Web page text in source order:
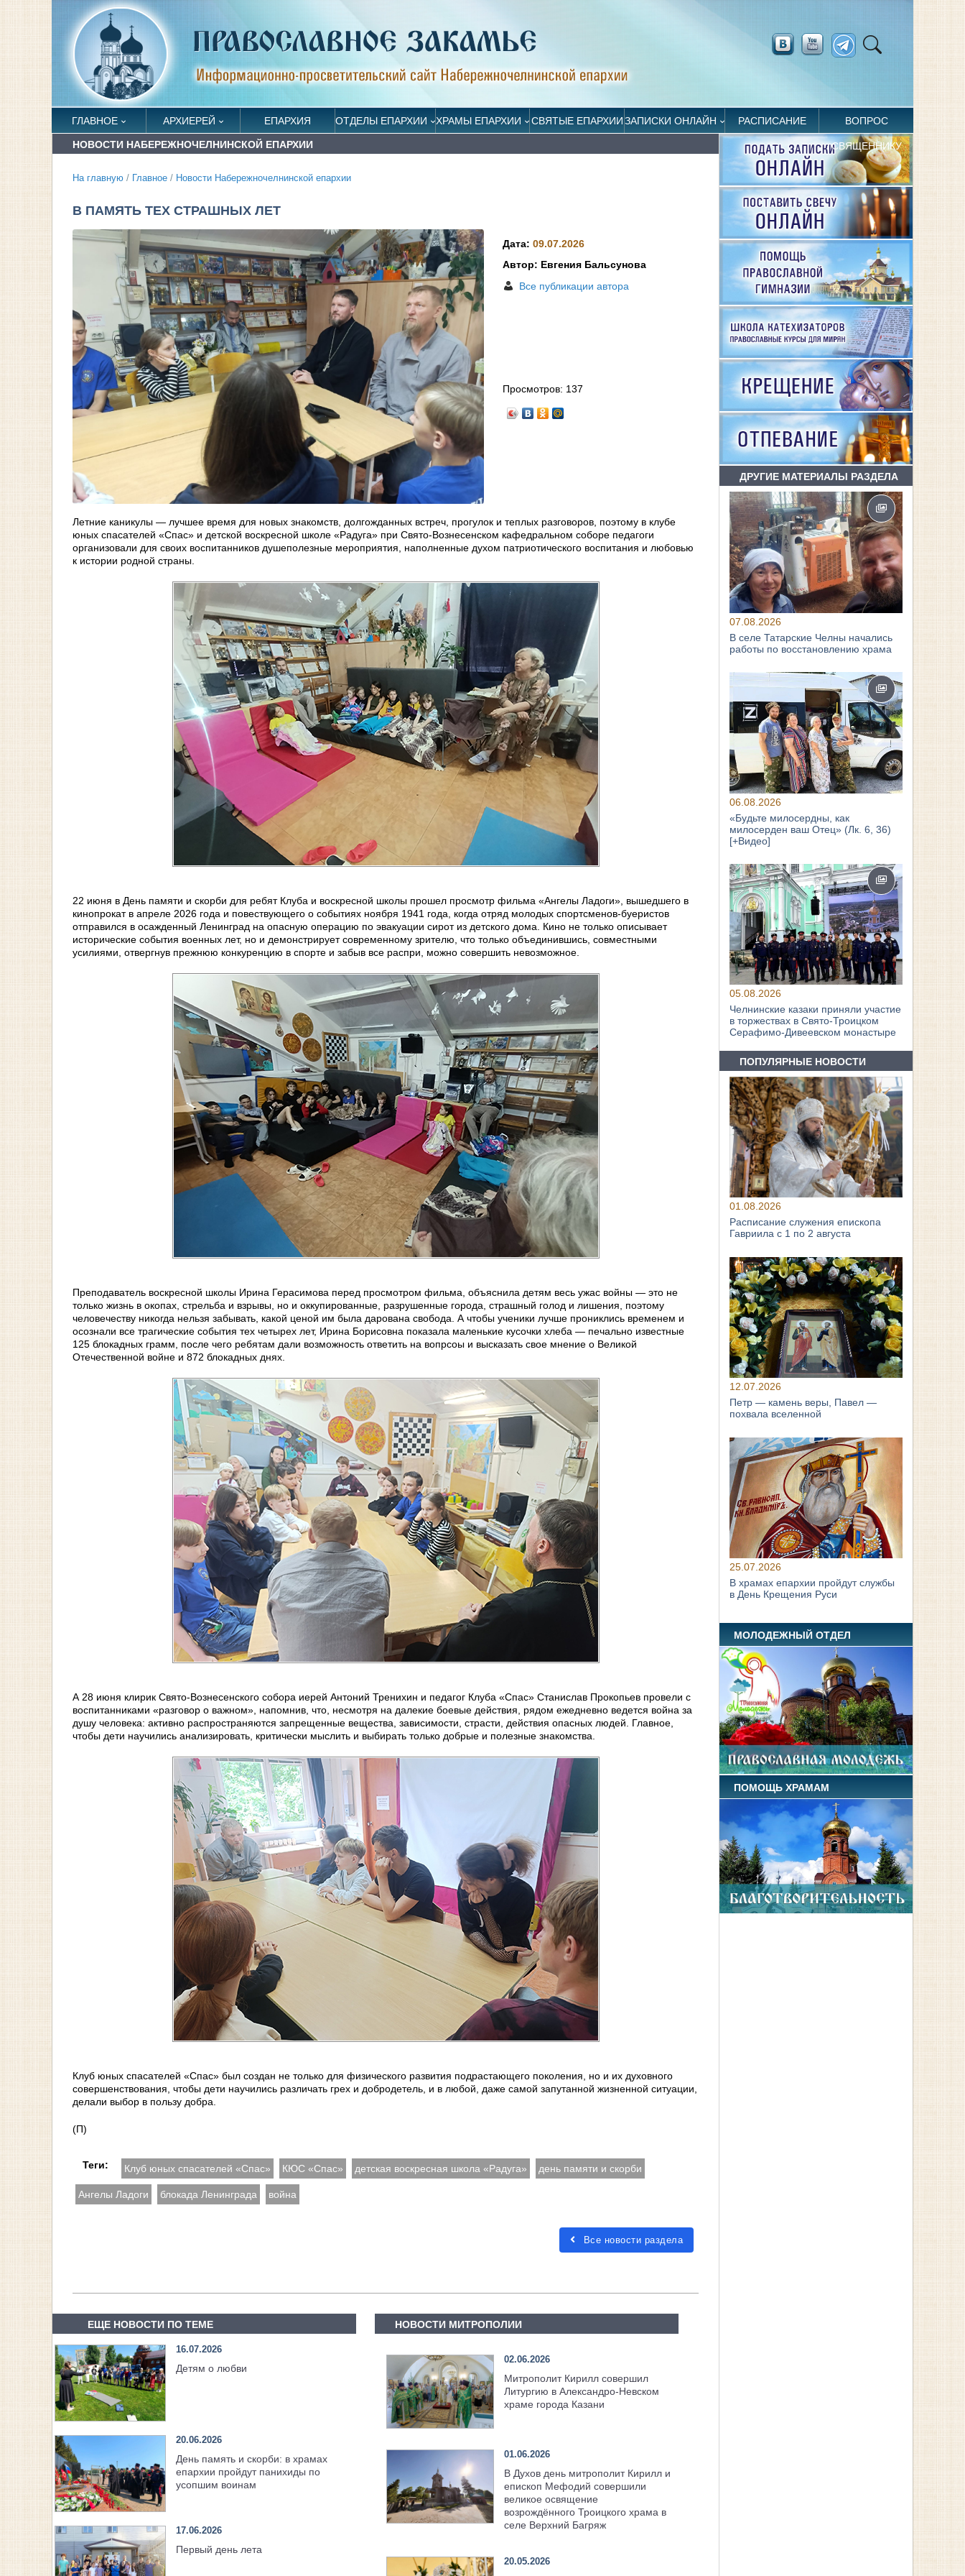
ГЛАВНОЕ АРХИЕРЕЙ ЕПАРХИЯ ОТДЕЛЫ ЕПАРХИИ ХРАМЫ ЕПАРХИИ СВЯТЫЕ ЕПАРХИИЗАПИСКИ ОНЛАЙН РАСПИСАНИЕ ВОПРОС
СВЯЩЕННИКУ
НОВОСТИ НАБЕРЕЖНОЧЕЛНИНСКОЙ ЕПАРХИИ
На главную / Главное / Новости Набережночелнинской епархии
В ПАМЯТЬ ТЕХ СТРАШНЫХ ЛЕТ
Дата:09.07.2026
Автор: Евгения Бальсунова
Все публикации автора
Просмотров: 137
Летние каникулы — лучшее время для новых знакомств, долгожданных встреч, прогулок и теплых разговоров, поэтому в клубе
юных спасателей «Спас» и детской воскресной школе «Радуга» при Свято-Вознесенском кафедральном соборе педагоги
организовали для своих воспитанников душеполезные мероприятия, наполненные духом патриотического воспитания и любовью
к истории родной страны.
22 июня в День памяти и скорби для ребят Клуба и воскресной школы прошел просмотр фильма «Ангелы Ладоги», вышедшего в
кинопрокат в апреле 2026 года и повествующего о событиях ноября 1941 года, когда отряд молодых спортсменов-буеристов
отправился в осажденный Ленинград на опасную операцию по эвакуации сирот из детского дома. Кино не только описывает
исторические события военных лет, но и демонстрирует современному зрителю, что только объединившись, совместными
усилиями, отвергнув прежнюю конкуренцию в спорте и забыв все распри, можно совершить невозможное.
Преподаватель воскресной школы Ирина Герасимова перед просмотром фильма, объяснила детям весь ужас войны — это не
только жизнь в окопах, стрельба и взрывы, но и оккупированные, разрушенные города, страшный голод и лишения, поэтому
человечеству никогда нельзя забывать, какой ценой им была дарована свобода. А чтобы ученики лучше прониклись временем и
осознали все трагические события тех четырех лет, Ирина Борисовна показала маленькие кусочки хлеба — печально известные
125 блокадных грамм, после чего ребятам дали возможность ответить на вопрсоы и высказать свое мнение о Великой
Отечественной войне и 872 блокадных днях.
А 28 июня клирик Свято-Вознесенского собора иерей Антоний Тренихин и педагог Клуба «Спас» Станислав Прокопьев провели с
воспитанниками «разговор о важном», напомнив, что, несмотря на далекие боевые действия, рядом ежедневно ведется война за
душу человека: активно распространяются запрещенные вещества, зависимости, страсти, действия опасных людей. Главное,
чтобы дети научились анализировать, критически мыслить и выбирать только добрые и полезные знакомства.
Клуб юных спасателей «Спас» был создан не только для физического развития подрастающего поколения, но и их духовного
совершенствования, чтобы дети научились различать грех и добродетель, и в любой, даже самой запутанной жизненной ситуации,
делали выбор в пользу добра.
(П)
Теги: Клуб юных спасателей «Спас» КЮС «Спас» детская воскресная школа «Радуга» день памяти и скорби
Ангелы Ладоги блокада Ленинграда война
Все новости раздела
ЕЩЕ НОВОСТИ ПО ТЕМЕ
16.07.2026
Детям о любви
20.06.2026
День память и скорби: в храмах
епархии пройдут панихиды по
усопшим воинам
17.06.2026
Первый день лета
НОВОСТИ МИТРОПОЛИИ
02.06.2026
Митрополит Кирилл совершил
Литургию в Александро-Невском
храме города Казани
01.06.2026
В Духов день митрополит Кирилл и
епископ Мефодий совершили
великое освящение
возрождённого Троицкого храма в
селе Верхний Багряж
20.05.2026
ДРУГИЕ МАТЕРИАЛЫ РАЗДЕЛА
07.08.2026
В селе Татарские Челны начались
работы по восстановлению храма
06.08.2026
«Будьте милосердны, как
милосерден ваш Отец» (Лк. 6, 36)
[+Видео]
05.08.2026
Челнинские казаки приняли участие
в торжествах в Свято‑Троицком
Серафимо‑Дивеевском монастыре
ПОПУЛЯРНЫЕ НОВОСТИ
01.08.2026
Расписание служения епископа
Гавриила с 1 по 2 августа
12.07.2026
Петр — камень веры, Павел —
похвала вселенной
25.07.2026
В храмах епархии пройдут службы
в День Крещения Руси
МОЛОДЕЖНЫЙ ОТДЕЛ
ПОМОЩЬ ХРАМАМ